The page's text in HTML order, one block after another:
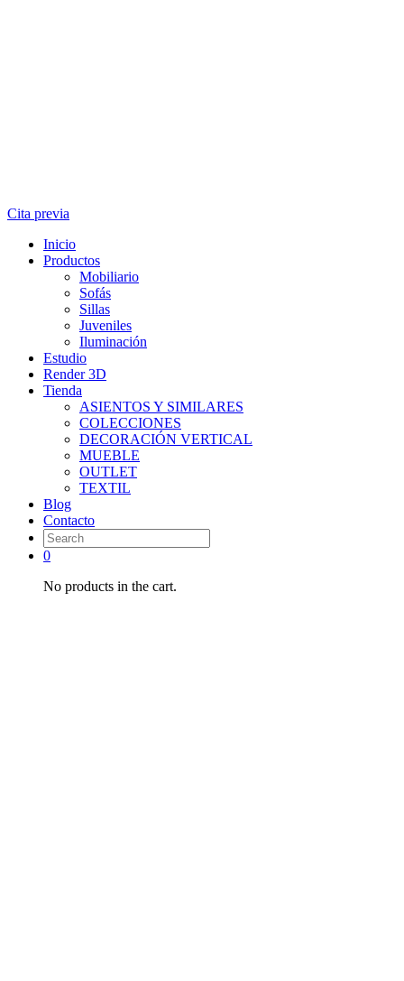
Cita previa
Inicio
Productos
Mobiliario
Sofás
Sillas
Juveniles
Iluminación
Estudio
Render 3D
Tienda
ASIENTOS Y SIMILARES
COLECCIONES
DECORACIÓN VERTICAL
MUEBLE
OUTLET
TEXTIL
Blog
Contacto
0
No products in the cart.